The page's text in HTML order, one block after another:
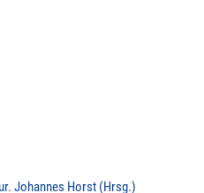
Johannes Horst (Hrsg.)